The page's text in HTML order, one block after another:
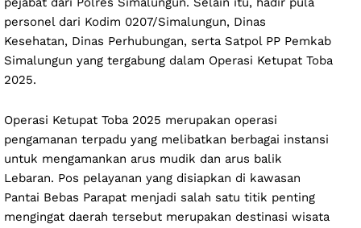
personel dari Kodim 0207/Simalungun, Dinas
Kesehatan, Dinas Perhubungan, serta Satpol PP Pemkab
Simalungun yang tergabung dalam Operasi Ketupat Toba
2025.
Operasi Ketupat Toba 2025 merupakan operasi
pengamanan terpadu yang melibatkan berbagai instansi
untuk mengamankan arus mudik dan arus balik
Lebaran. Pos pelayanan yang disiapkan di kawasan
Pantai Bebas Parapat menjadi salah satu titik penting
mengingat daerah tersebut merupakan destinasi wisata